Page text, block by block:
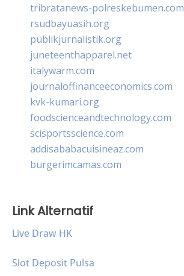
tribratanews-polreskebumen.com
rsudbayuasih.org
publikjurnalistik.org
juneteenthapparel.net
italywarm.com
journaloffinanceeconomics.com
kvk-kumari.org
foodscienceandtechnology.com
scisportsscience.com
addisababacuisineaz.com
burgerimcamas.com
Link Alternatif
Live Draw HK
Slot Deposit Pulsa